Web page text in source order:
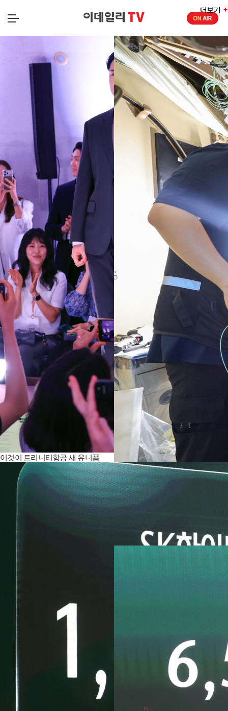
이것이 트리니티항공 새 유니폼
항공정비 산업까지 아우르는 인천국
더보기
더보기